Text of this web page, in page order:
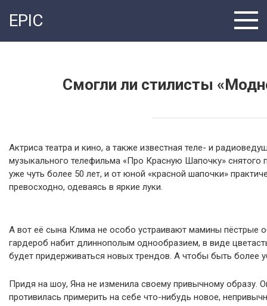
EPIC
Смогли ли стилисты
Актриса театра и кино, а также известная теле- и
музыкального телефильма «Про Красную Шапочку» снятого
уже чуть более 50 лет, и от юной «красной шапочки»
превосходно, одеваясь в яркие луки.
А вот её сына Клима не особо устраивают мамины пёстрые
гардероб набит длиннополым однообразием, в виде
будет придерживаться новых трендов. А чтобы быть более
Придя на шоу, Яна не изменила своему привычному образу.
противилась примерить на себе что-нибудь новое,